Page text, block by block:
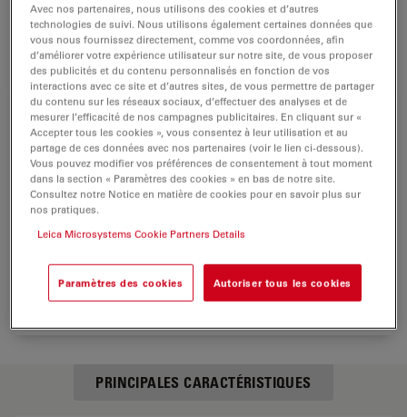
For research use only
PRINCIPALES CARACTÉRISTIQUES
Avec nos partenaires, nous utilisons des cookies et d’autres
technologies de suivi. Nous utilisons également certaines données que
vous nous fournissez directement, comme vos coordonnées, afin
d’améliorer votre expérience utilisateur sur notre site, de vous proposer
des publicités et du contenu personnalisés en fonction de vos
interactions avec ce site et d’autres sites, de vous permettre de partager
du contenu sur les réseaux sociaux, d’effectuer des analyses et de
mesurer l’efficacité de nos campagnes publicitaires. En cliquant sur «
Accepter tous les cookies », vous consentez à leur utilisation et au
partage de ces données avec nos partenaires (voir le lien ci-dessous).
Vous pouvez modifier vos préférences de consentement à tout moment
dans la section « Paramètres des cookies » en bas de notre site.
Consultez notre Notice en matière de cookies pour en savoir plus sur
nos pratiques.
Leica Microsystems Cookie Partners Details
Paramètres des cookies Autoriser tous les cookies